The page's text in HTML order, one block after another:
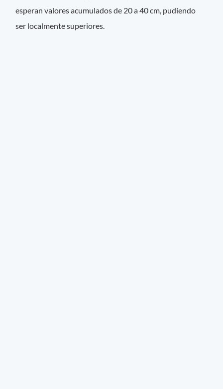
esperan valores acumulados de 20 a 40 cm, pudiendo
ser localmente superiores.